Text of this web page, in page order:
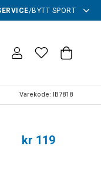
/BYTT SPORT
Varekode: IB7818
kr 119